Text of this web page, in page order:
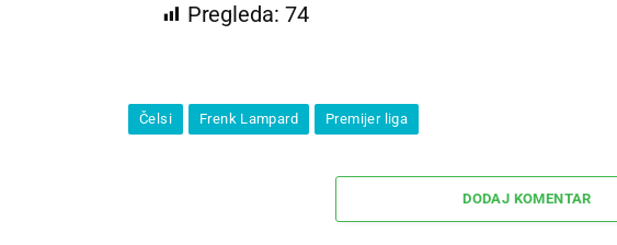
Pregleda: 74
Čelsi Frenk Lampard Premijer liga
DODAJ KOMENTAR